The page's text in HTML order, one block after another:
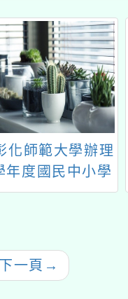
化師範大學辦理
年度國民中小學
育輔導中心教師
一頁 →